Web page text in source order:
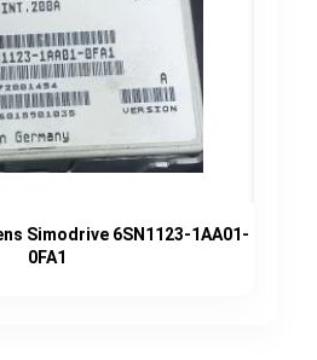
Simodrive 6SN1123-1AA01-
0FA1